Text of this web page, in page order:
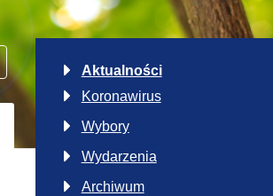
Aktualności
Koronawirus
Wybory
Wydarzenia
Archiwum